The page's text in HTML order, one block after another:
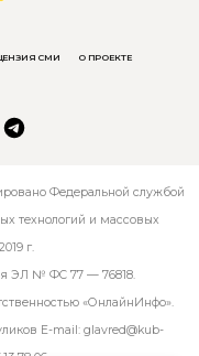
СМИ О ПРОЕКТЕ
Федеральной службой
технологий и массовых
г.
ЭЛ № ФС 77 — 76818.
«ОнлайнИнфо».
E-mail: glavred@kub-